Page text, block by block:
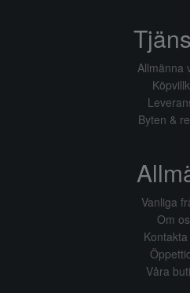
Allmänna
Byten &
Vanliga
Om
Våra